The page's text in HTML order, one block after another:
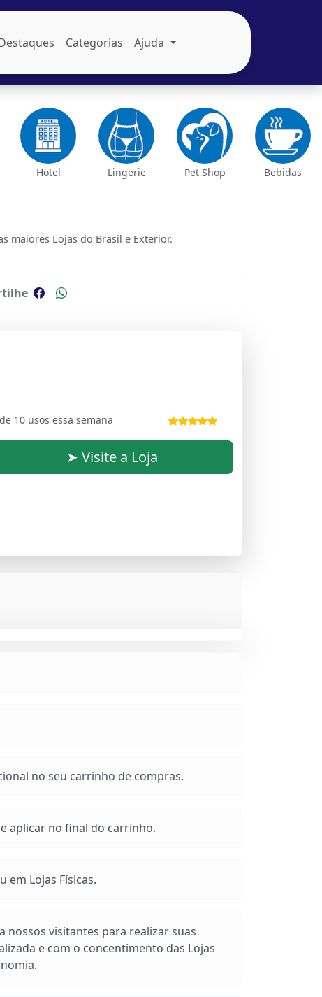
Categorias Ajuda
Hotel Lingerie Pet Shop Bebidas
maiores Lojas do Brasil e Exterior.
10 usos essa semana
➤ Visite a Loja
no seu carrinho de compras.
aplicar no final do carrinho.
Lojas Físicas.
visitantes para realizar suas
e com o concentimento das Lojas